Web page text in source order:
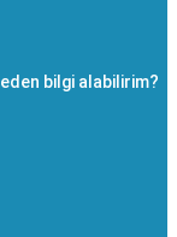
bilgi alabilirim?